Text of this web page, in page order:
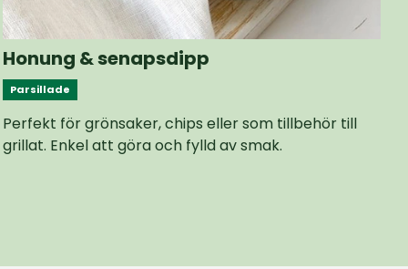
Honung & senapsdipp
Parsillade
Perfekt för grönsaker, chips eller som tillbehör till
grillat. Enkel att göra och fylld av smak.